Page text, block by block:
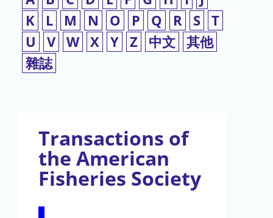
K
L M N O P Q R S T
U
V W X Y Z 中文 其他
雜誌
Transactions of
the American
Fisheries Society